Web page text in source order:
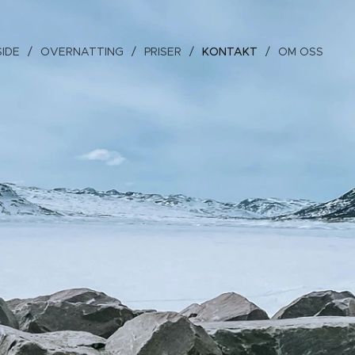
OVERNATTING PRISER KONTAKT OM OSS